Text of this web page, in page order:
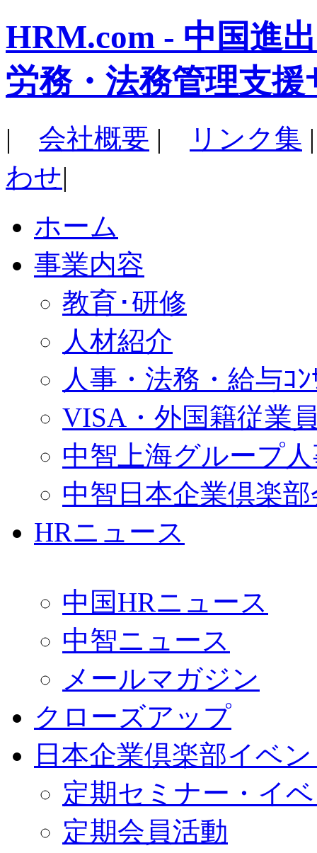
HRM.com - 中国進
労務・法務管理支援
| 会社概要 | リンク集
わせ|
ホーム
事業内容
教育･研修
人材紹介
人事・法務・給与ｺﾝ
VISA・外国籍従業
中智上海グループ
中智日本企業倶楽
HRニュース
中国HRニュース
中智ニュース
メールマガジン
クローズアップ
日本企業倶楽部イベ
定期セミナー・イ
定期会員活動